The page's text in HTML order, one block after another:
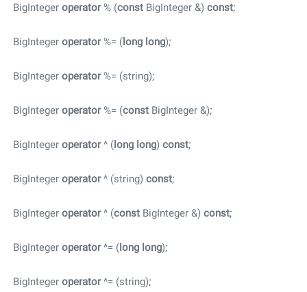
BigIntegeroperator % (constBigInteger &)const
BigIntegeroperator%= (longlong
BigIntegeroperator%= (string);
BigIntegeroperator%= (constBigInteger &);
BigIntegeroperator ^ (longlong)const
BigIntegeroperator ^ (string)const
BigIntegeroperator ^ (constBigInteger &)const
BigIntegeroperator^= (longlong
BigIntegeroperator^= (string);